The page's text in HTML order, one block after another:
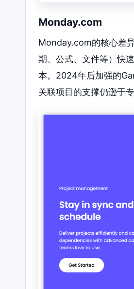
Monday.com
Monday.com的核心差
期、公式、文件等）快
本。2024年后加强的
关联项目的支撑仍逊于专